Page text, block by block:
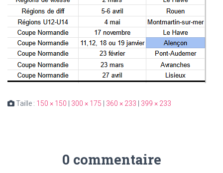
Taille : 150 × 150 300 × 175 360 × 233 399 × 233
0 commentaire